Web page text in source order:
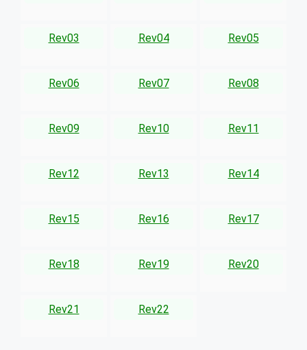
Rev03 Rev04 Rev05
Rev06 Rev07 Rev08
Rev09 Rev10 Rev11
Rev12 Rev13 Rev14
Rev15 Rev16 Rev17
Rev18 Rev19 Rev20
Rev21 Rev22